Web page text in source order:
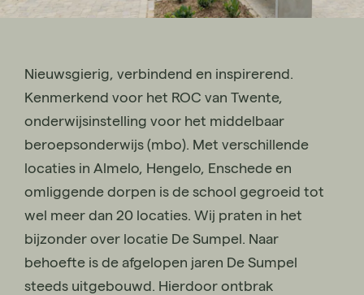
Nieuwsgierig, verbindend en inspirerend.
Kenmerkend voor het ROC van Twente,
onderwijsinstelling voor het middelbaar
beroepsonderwijs (mbo). Met verschillende
locaties in Almelo, Hengelo, Enschede en
omliggende dorpen is de school gegroeid tot
wel meer dan 20 locaties. Wij praten in het
bijzonder over locatie De Sumpel. Naar
behoefte is de afgelopen jaren De Sumpel
steeds uitgebouwd. Hierdoor ontbrak